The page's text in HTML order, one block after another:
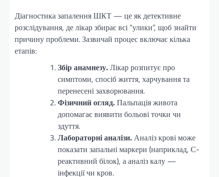
Діагностика запалення ШКТ — це як детективне
розслідування, де лікар збирає всі “улики”, щоб знайти
причину проблеми. Зазвичай процес включає кілька
етапів:
Збір анамнезу.Лікар розпитує про
симптоми, спосіб життя, харчування та
перенесені захворювання.
Фізичний огляд.Пальпація живота
допомагає виявити больові точки чи
здуття.
Лабораторні аналізи.Аналіз крові може
показати запальні маркери (наприклад, С-
реактивний білок), а аналіз калу —
інфекції чи кров.